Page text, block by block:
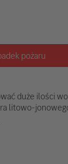
pożaru
duże ilości
litowo-